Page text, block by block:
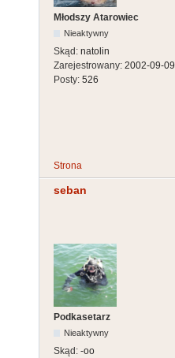
Młodszy Atarowiec
Nieaktywny
Skąd: natolin
Zarejestrowany: 2002-09-09
Posty: 526
Strona
seban
Podkasetarz
Nieaktywny
Skąd: -oo